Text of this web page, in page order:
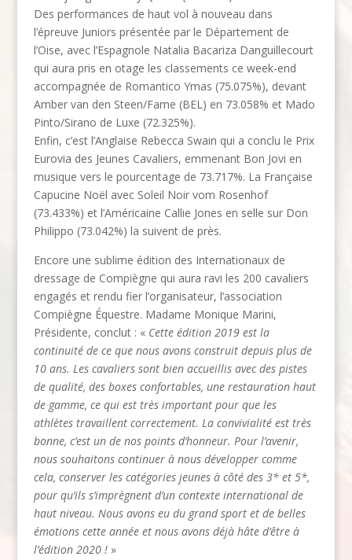
Des performances de haut vol à nouveau dans
l’épreuve Juniors présentée par le Département de
l’Oise, avec l’Espagnole Natalia Bacariza Danguillecourt
qui aura pris en otage les classements ce week-end
accompagnée de Romantico Ymas (75.075%), devant
Amber van den Steen/Fame (BEL) en 73.058% et Mado
Pinto/Sirano de Luxe (72.325%).
Enfin, c’est l’Anglaise Rebecca Swain qui a conclu le Prix
Eurovia des Jeunes Cavaliers, emmenant Bon Jovi en
musique vers le pourcentage de 73.717%. La Française
Capucine Noël avec Soleil Noir vom Rosenhof
(73.433%) et l’Américaine Callie Jones en selle sur Don
Philippo (73.042%) la suivent de près.
Encore une sublime édition des Internationaux de
dressage de Compiègne qui aura ravi les 200 cavaliers
engagés et rendu fier l’organisateur, l’association
Compiègne Équestre. Madame Monique Marini,
Présidente, conclut : « Cette édition 2019 est la
continuité de ce que nous avons construit depuis plus de
10 ans. Les cavaliers sont bien accueillis avec des pistes
de qualité, des boxes confortables, une restauration haut
de gamme, ce qui est très important pour que les
athlètes travaillent correctement. La convivialité est très
bonne, c’est un de nos points d’honneur. Pour l’avenir,
nous souhaitons continuer à nous développer comme
cela, conserver les catégories jeunes à côté des 3* et 5*,
pour qu’ils s’imprègnent d’un contexte international de
haut niveau. Nous avons eu du grand sport et de belles
émotions cette année et nous avons déjà hâte d’être à
l’édition 2020 !»